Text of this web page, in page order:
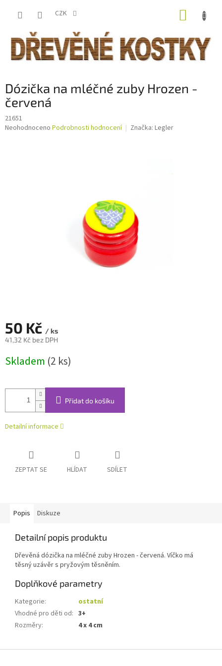
CZK
Dózička na mléčné zuby Hrozen -
červená
21651
Průměrné
Neohodnoceno Podrobnosti hodnocení Značka: Legler
50 Kč / ks
41,32 Kč bez DPH
cena:
Skladem (2 ks)
Přidat do košíku
Detailní informace
ZEPTAT SE HLÍDAT SDÍLET
Popis Diskuze
Detailní popis produktu
Dřevěná dózička na mléčné zuby Hrozen - červená. Víčko má
těsný uzávěr s pryžovým těsněním.
Doplňkové parametry
Kategorie:
ostatní
Vhodné pro děti od: 3+
Rozměry: 4 x 4 cm